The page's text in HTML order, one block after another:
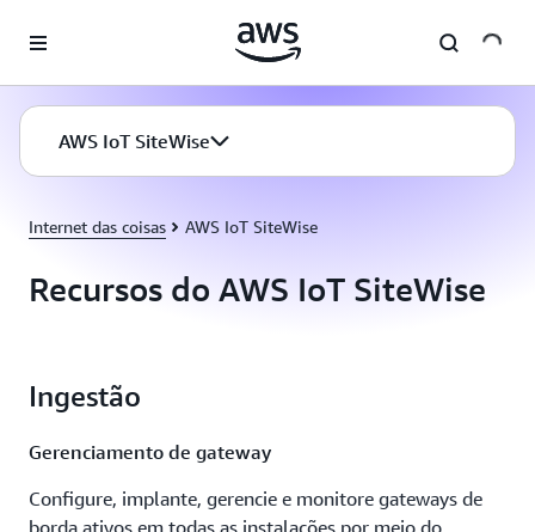
Pular para o conteúdo principal
AWS IoT SiteWise
Internet das coisas AWS IoT SiteWise
Recursos do AWS IoT SiteWise
Ingestão
Gerenciamento de gateway
Configure, implante, gerencie e monitore gateways de
borda ativos em todas as instalações por meio do